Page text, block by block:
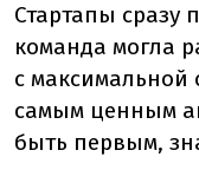
Стартапы сразу
команда могла
с
самым ценным
быть первым,